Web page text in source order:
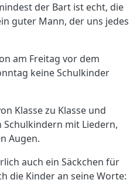
der Bart ist echt, die
guter Mann, der uns jedes
am Freitag vor dem
keine Schulkinder
Klasse zu Klasse und
mit Liedern,
Augen.
auch ein Säckchen für
die Kinder an seine Worte: